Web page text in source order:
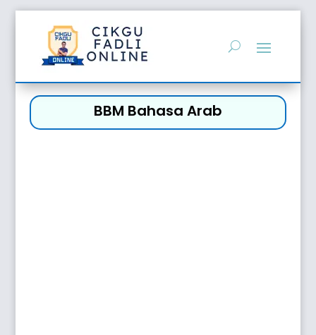
BBM Bahasa Arab